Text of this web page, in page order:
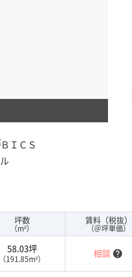
坪数
（m²）
賃料（税抜）
（＠坪単価）
58.03坪
（191.85m²） 相談 help